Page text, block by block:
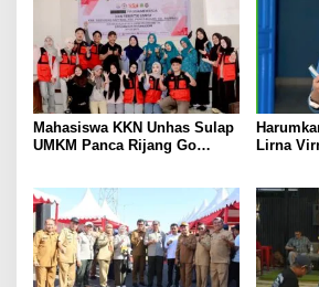
Mahasiswa KKN Unhas Sulap
UMKM Panca Rijang Go
Lirna